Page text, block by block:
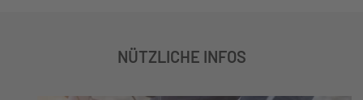
NÜTZLICHE INFOS